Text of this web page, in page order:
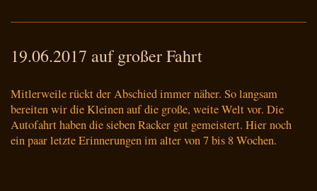
19.06.2017 auf großer Fahrt
Mitlerweile rückt der Abschied immer näher. So langsam
bereiten wir die Kleinen auf die große, weite Welt vor. Die
Autofahrt haben die sieben Racker gut gemeistert. Hiernoch
ein paar letzte Erinnerungen im alter von 7 bis 8 Wochen.